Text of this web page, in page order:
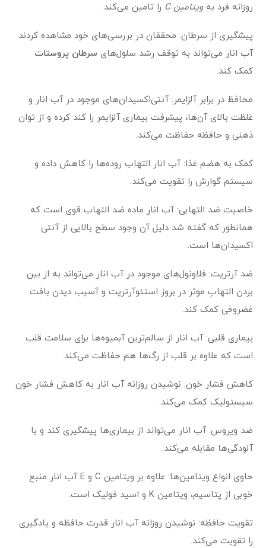
روزانه فرد بهویتامین C را تامین می‌کند.
پیشگیری از سرطان: محققان در بررسی‌های خود مشاهده کردند
آب انار می‌تواند به توقف رشد سلول‌های سرطان پروستات
کمک کند.
محافظ در برابر آلزایمر: آنتی‌اکسیدان‌های موجود در آب انار و
غلظت بالای آن‌ها، پیشرفت بیماری آلزایمر را کند کرده و از توان
ذهنی و حافظه حفاظت می‌کند.
کمک به هضم غذا: آب انار التهاب روده‌ها را کاهش داده و
سیستم گوارش را تقویت می‌کند.
خاصیت ضد التهابی: آب انار ماده ضد التهاب قوی است که
همانطور که گفته شد دلیل آن وجود سطح بالایی از آنتی
اکسیدان‌ها است.
ضد آرتریت: فلاونول‌های موجود در آب انار می‌تواند به از بین
بردن التهابِ موثر در بروز استئوآرتریت و آسیب دیدن بافت
غضروفی کمک کند.
بیماری قلبی: آب انار از سالم‌ترین آبمیوه‌ها برای سلامت قلب
است که علاوه بر قلب از رگ‌ها هم حفاظت می‌کند.
کاهش فشار خون: نوشیدن روزانه آب انار به کاهش فشار خون
سیستولیک کمک می‌کند.
ضد ویروس: آب انار می‌تواند از بیماری‌ها پیشگیری کند و با
آلودگی‌ها مقابله می‌کند.
حاوی انواع ویتامین‌ها: علاوه بر ویتامین C و E آب انار منبع
خوبی از پتاسیم، ویتامین K و اسید فولیک است.
تقویت حافظه: نوشیدن روزانه آب انار قدرت حافظه و یادگیری
را تقویت می‌کند.